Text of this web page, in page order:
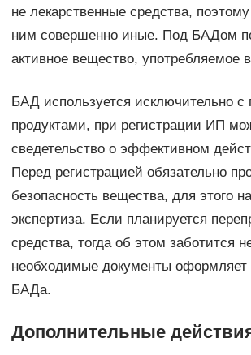
не лекарственные средства,
ним совершенно иные. Под БАДом
активное вещество, употребляемое
БАД используется исключительно
продуктами, при регистрации ИП
сведетельство о эффективном
Перед регистрацией обязательно
безопасность вещества, для этого
экспертиза. Если планируется
средства, тогда об этом заботится
необходимые документы оформляет
БАДа.
Дополнительные